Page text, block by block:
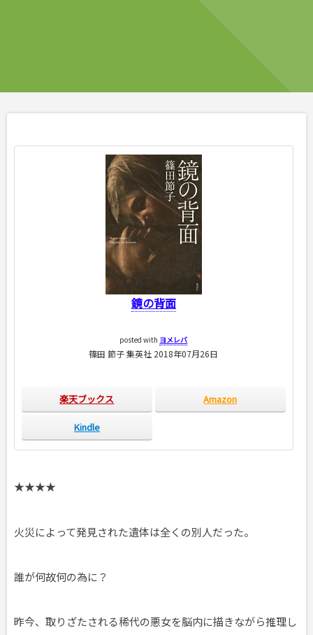
鏡の背面
posted with ヨメレバ
篠田 節子 集英社 2018年07月26日
楽天ブックス Amazon
Kindle
★★★★
火災によって発見された遺体は全くの別人だった。
誰が何故何の為に？
昨今、取りざたされる稀代の悪女を脳内に描きながら推理し